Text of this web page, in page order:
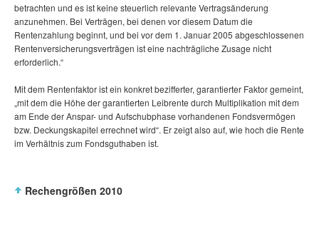
betrachten und es ist keine steuerlich relevante Vertragsänderung
anzunehmen. Bei Verträgen, bei denen vor diesem Datum die
Rentenzahlung beginnt, und bei vor dem 1. Januar 2005 abgeschlossenen
Rentenversicherungsverträgen ist eine nachträgliche Zusage nicht
erforderlich.“
Mit dem Rentenfaktor ist ein konkret bezifferter, garantierter Faktor gemeint,
„mit dem die Höhe der garantierten Leibrente durch Multiplikation mit dem
am Ende der Anspar- und Aufschubphase vorhandenen Fondsvermögen
bzw. Deckungskapitel errechnet wird“. Er zeigt also auf, wie hoch die Rente
im Verhältnis zum Fondsguthaben ist.
Rechengrößen 2010